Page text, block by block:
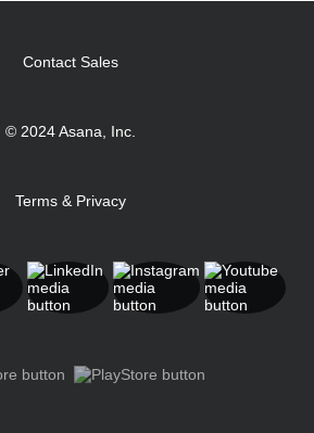
Contact Sales
© 2024 Asana, Inc.
Terms & Privacy